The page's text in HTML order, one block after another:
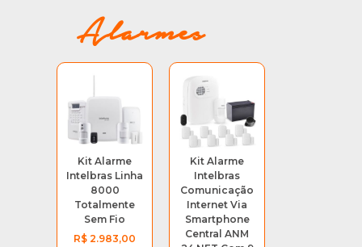
Alarmes
Kit Alarme
Intelbras Linha
8000
Totalmente
Sem Fio
R$ 2.983,00
Kit Alarme
Intelbras
Comunicação
Internet Via
Smartphone
Central ANM
Email